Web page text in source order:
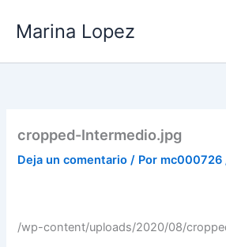
Marina Lopez
cropped-Intermedio.jpg
Deja un comentario / Por mc000726
/wp-content/uploads/2020/08/